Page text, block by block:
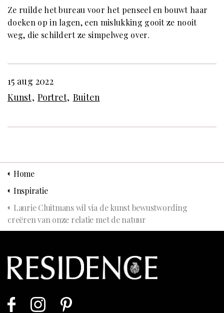
Ze ruilde het bureau voor het penseel en bouwt haar
doeken op in lagen, een mislukking gooit ze nooit
weg, die schildert ze simpelweg over.
15 aug 2022
Kunst Portret Buiten
Home
Inspiratie
Laurie Cluitmans wil via de kunst bewustwording
creëren van onze relatie met de natuur